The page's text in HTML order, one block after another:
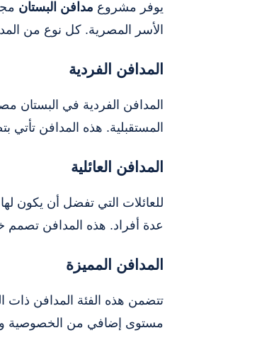
يوفر مشروع مدافن البستان
الأسر المصرية. كل نوع من
المدافن الفردية
المدافن الفردية في البستان
المستقبلية. هذه المدافن تأتي
المدافن العائلية
للعائلات التي تفضل أن يكون
عدة أفراد. هذه المدافن تصمم
المدافن المميزة
تتضمن هذه الفئة المدافن ذات
مستوى إضافي من الخصوصية